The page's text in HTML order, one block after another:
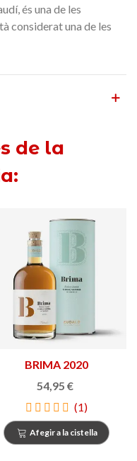
és una de les
considerat una de les
de la
BRIMA 2020
54,95 €
(1)
Afegir a la cistella